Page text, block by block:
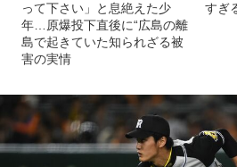
って下さい」と息絶えた少
年…原爆投下直後に“広島の離
島で起きていた知られざる被
害の実情
すぎ